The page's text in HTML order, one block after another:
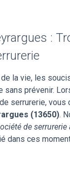
:
la vie, les
sans prévenir.
serrurerie, vous
(13650).
de serrurerie
dans ces